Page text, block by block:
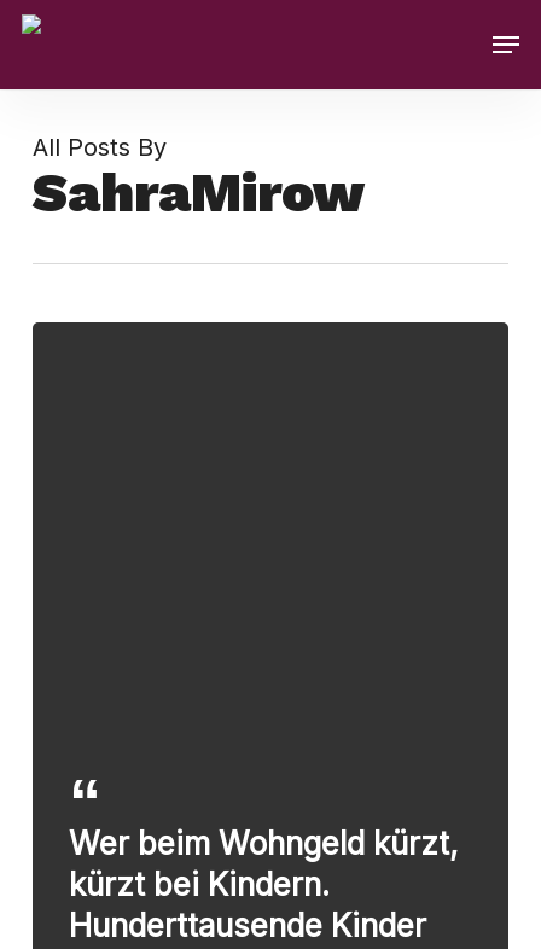
Skip
main
All Posts By
SahraMirow
Wer beim Wohngeld kürzt,
kürzt bei Kindern.
Hunderttausende Kinder